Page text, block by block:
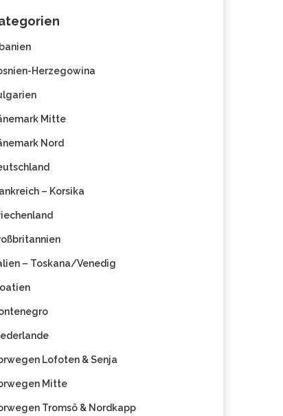
Herzegowina
Mitte
Nord
– Korsika
– Toskana/Venedig
Lofoten & Senja
Mitte
Tromsö & Nordkapp